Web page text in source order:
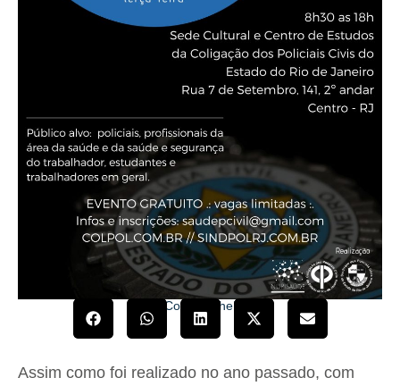
Compartilhe!
Assim como foi realizado no ano passado, com